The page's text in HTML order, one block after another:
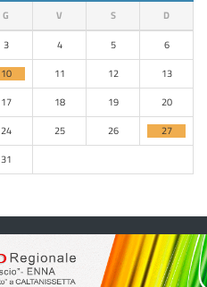
G V S D
3 4 5
6
10 11 12
13
17 18 19
20
24 25 26
27
31